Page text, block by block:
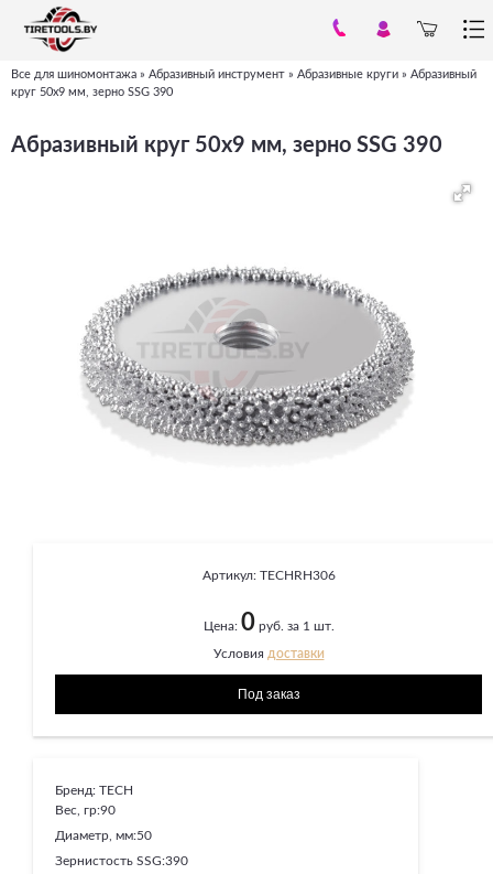
Вы
Все для шиномонтажа » Абразивный инструмент » Абразивные круги » Абразивный
круг 50х9 мм, зерно SSG 390
Абразивный круг 50х9 мм, зерно SSG 390
Артикул: TECHRH306
Цена: 0руб. за 1 шт.
Условия доставки
Бренд: TECH
Вес, гр:90
Диаметр, мм:50
Зернистость SSG:390